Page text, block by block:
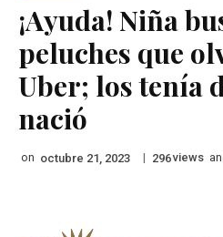
¡Ayuda! Niña
peluches que
Uber; los tenía
nació
on octubre 21, 2023 | 296views